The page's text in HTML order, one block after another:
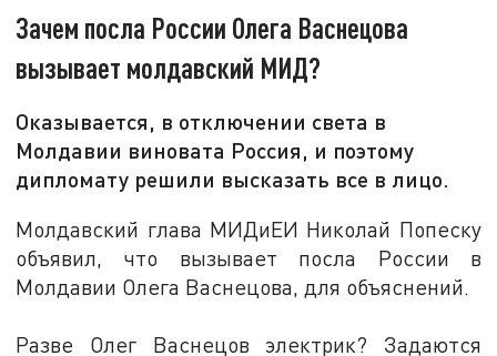
Зачем посла России Олега Васнецова
вызывает молдавский МИД?
Оказывается, в отключении света в
Молдавии виновата Россия, и поэтому
дипломату решили высказать все в лицо.
Молдавский глава МИДиЕИ Николай Попеску
объявил, что вызывает посла России в
Молдавии Олега Васнецова, для объяснений.
Разве Олег Васнецов электрик? Задаются